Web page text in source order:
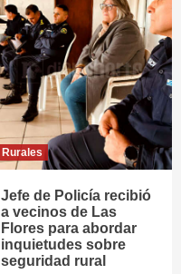
Rurales
Jefe de Policía recibió
a vecinos de Las
Flores para abordar
inquietudes sobre
seguridad rural